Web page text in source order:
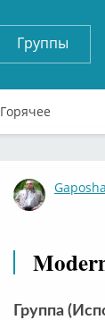
Группы
Горячее
Группа